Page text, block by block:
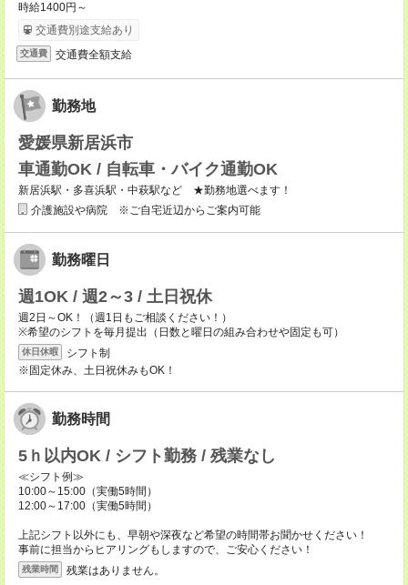
時給1400円～
交通費別途支給あり
交通費 交通費全額支給
勤務地
愛媛県新居浜市
車通勤OK / 自転車・バイク通勤OK
新居浜駅・多喜浜駅・中萩駅など ★勤務地選べます！
介護施設や病院 ※ご自宅近辺からご案内可能
勤務曜日
週1OK / 週2～3 / 土日祝休
週2日～OK！（週1日もご相談ください！）
※希望のシフトを毎月提出（日数と曜日の組み合わせや固定も可）
休日休暇
シフト制
※固定休み、土日祝休みもOK！
勤務時間
5ｈ以内OK / シフト勤務 / 残業なし
≪シフト例≫
10:00～15:00（実働5時間）
12:00～17:00（実働5時間）
上記シフト以外にも、早朝や深夜など希望の時間帯お聞かせください！
事前に担当からヒアリングもしますので、ご安心ください！
残業時間 残業はありません。